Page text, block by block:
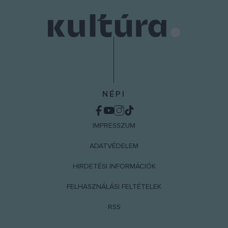
NÉPI
IMPRESSZUM
ADATVÉDELEM
HIRDETÉSI INFORMÁCIÓK
FELHASZNÁLÁSI FELTÉTELEK
RSS